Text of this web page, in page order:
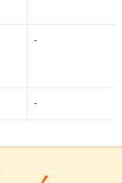
-
-